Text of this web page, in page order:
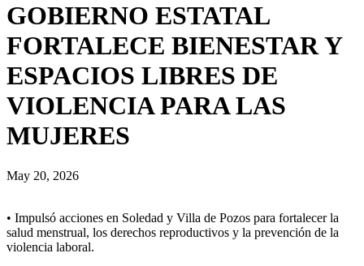
GOBIERNO ESTATAL
FORTALECE BIENESTAR Y
ESPACIOS LIBRES DE
VIOLENCIA PARA LAS
MUJERES
May 20, 2026
• Impulsó acciones en Soledad y Villa de Pozos para fortalecer la
salud menstrual, los derechos reproductivos y la prevención de la
violencia laboral.